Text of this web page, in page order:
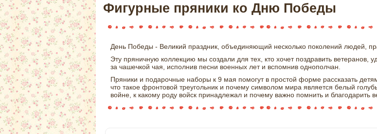
Фигурные пряники ко Дню Победы
День Победы - Великий праздник, объединяющий несколько поколений людей,
Эту пряничную коллекцию мы создали для тех, кто хочет поздравить
за чашечкой чая, исполнив песни военных лет и вспомнив однополчан.
Пряники и подарочные наборы к 9 мая помогут в простой форме рассказать
что такое фронтовой треугольник и почему символом мира является белый
войне, к какому роду войск принадлежал и почему важно помнить и благодарить